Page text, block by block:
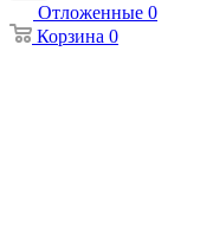
Отложенные 0
Корзина 0